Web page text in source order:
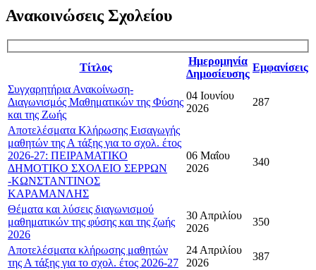
Ανακοινώσεις Σχολείου
Τίτλος
Ημερομηνία
Δημοσίευσης
Εμφανίσεις
Συγχαρητήρια Ανακοίνωση-
Διαγωνισμός Μαθηματικών της Φύσης
και της Ζωής
04 Ιουνίου
2026
287
Αποτελέσματα Κλήρωσης Εισαγωγής
μαθητών της Α τάξης για το σχολ. έτος
2026-27: ΠΕΙΡΑΜΑΤΙΚΟ
ΔΗΜΟΤΙΚΟ ΣΧΟΛΕΙΟ ΣΕΡΡΩΝ
-ΚΩΝΣΤΑΝΤΙΝΟΣ
ΚΑΡΑΜΑΝΛΗΣ
06 Μαΐου
2026
340
Θέματα και λύσεις διαγωνισμού
μαθηματικών της φύσης και της ζωής
2026
30 Απριλίου
2026
350
Αποτελέσματα κλήρωσης μαθητών
της Α τάξης για το σχολ. έτος 2026-27
24 Απριλίου
2026
387